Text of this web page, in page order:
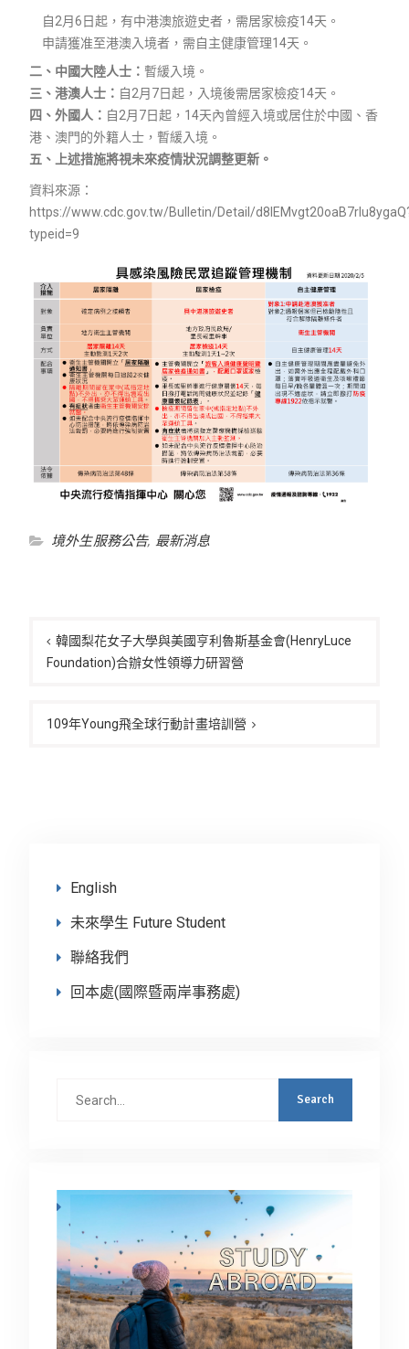
自2月6日起，有中港澳旅遊史者，需居家檢疫14天。
申請獲准至港澳入境者，需自主健康管理14天。
二、中國大陸人士： 暫緩入境。
三、港澳人士： 自2月7日起，入境後需居家檢疫14天。
四、外國人： 自2月7日起，14天內曾經入境或居住於中國、香
港、澳門的外籍人士，暫緩入境。
五、上述措施將視未來疫情狀況調整更新。
資料來源：
https://www.cdc.gov.tw/Bulletin/Detail/
typeid=9
境外生服務公告, 最新消息
章
導
韓國梨花女子大學與美國亨利魯斯基金會(HenryLuce
Foundation)合辦女性領導力研習營
109年Young飛全球行動計畫培訓營
English
未來學生 Future Student
聯絡我們
回本處(國際暨兩岸事務處)